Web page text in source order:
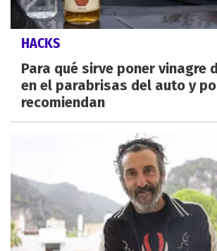
HACKS
Para qué sirve poner vinagre
en el parabrisas del auto y
recomiendan